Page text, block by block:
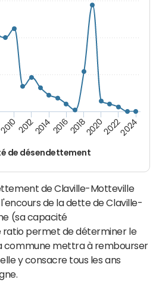
de désendettement
2010 2012201420162018202020222024
de Claville-Motteville
de la dette de Claville-
(sa capacité
ratio permet de déterminer le
commune mettra à rembourser
y consacre tous les ans